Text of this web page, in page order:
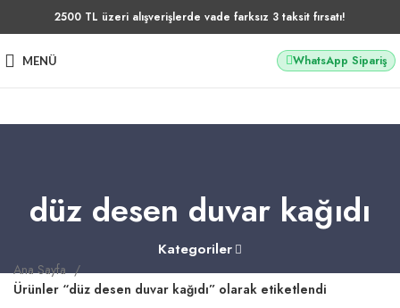
2500 TL üzeri alışverişlerde vade farksız 3 taksit fırsatı!
MENÜ WhatsApp Sipariş
düz desen duvar kağıdı
Kategoriler
Ana Sayfa
Ürünler “düz desen duvar kağıdı” olarak etiketlendi